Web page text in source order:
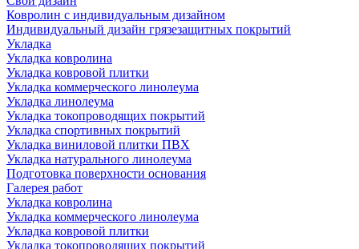
Ковролин с индивидуальным дизайном
Индивидуальный дизайн грязезащитных покрытий
Укладка
Укладка ковролина
Укладка ковровой плитки
Укладка коммерческого линолеума
Укладка линолеума
Укладка токопроводящих покрытий
Укладка спортивных покрытий
Укладка виниловой плитки ПВХ
Укладка натурального линолеума
Подготовка поверхности основания
Галерея работ
Укладка ковролина
Укладка коммерческого линолеума
Укладка ковровой плитки
Укладка токопроводящих покрытий